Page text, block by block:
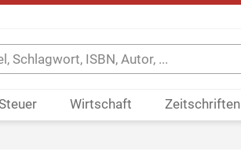
Wirtschaft Zeitschriften